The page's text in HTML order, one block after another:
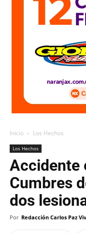
Inicio Los Hechos
Los Hechos
Accidente
Cumbres
dos
Por Redacción Carlos Paz